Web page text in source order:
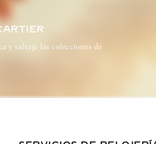
y salvaje las colecciones de